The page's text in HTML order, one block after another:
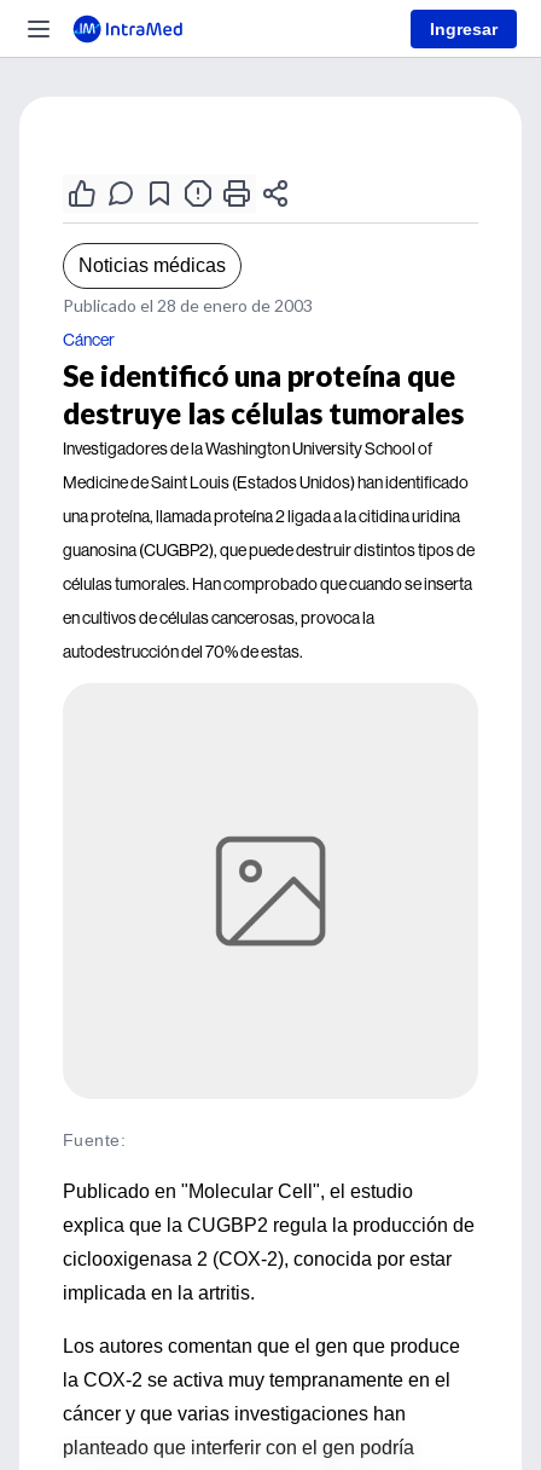
Ingresar
Noticias médicas
Publicado el 28 de enero de 2003
Cáncer
Se identificó una proteína que
destruye las células tumorales
Investigadores de la Washington University School of
Medicine de Saint Louis (Estados Unidos) han identificado
una proteína, llamada proteína 2 ligada a la citidina uridina
guanosina (CUGBP2), que puede destruir distintos tipos de
células tumorales. Han comprobado que cuando se inserta
en cultivos de células cancerosas, provoca la
autodestrucción del 70% de estas.
Fuente:
Publicado en "Molecular Cell", el estudio
explica que la CUGBP2 regula la producción de
ciclooxigenasa 2 (COX-2), conocida por estar
implicada en la artritis.
Los autores comentan que el gen que produce
la COX-2 se activa muy tempranamente en el
cáncer y que varias investigaciones han
planteado que interferir con el gen podría